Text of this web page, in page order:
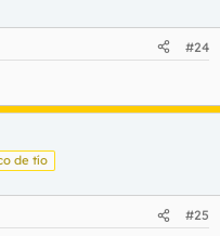
#24
de tío
#25